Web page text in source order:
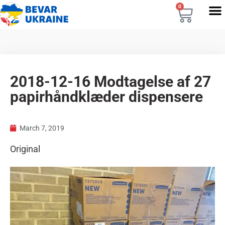
0
2018-12-16 Modtagelse af 27
papirhåndklæder dispensere
March 7, 2019
Original